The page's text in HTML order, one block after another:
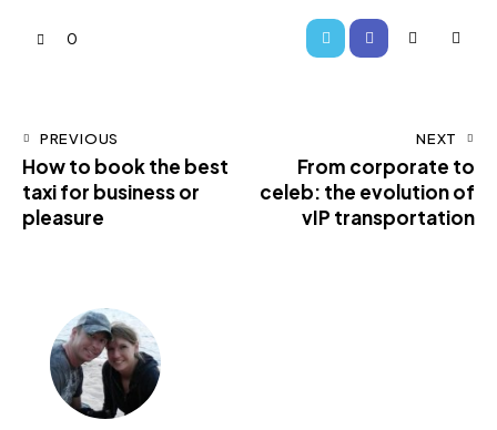
0
PREVIOUS
How to book the best
taxi for business or
pleasure
NEXT
From corporate to
celeb: the evolution of
vIP transportation